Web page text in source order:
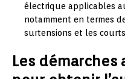
électrique applicables
notamment en termes
surtensions et les
Les